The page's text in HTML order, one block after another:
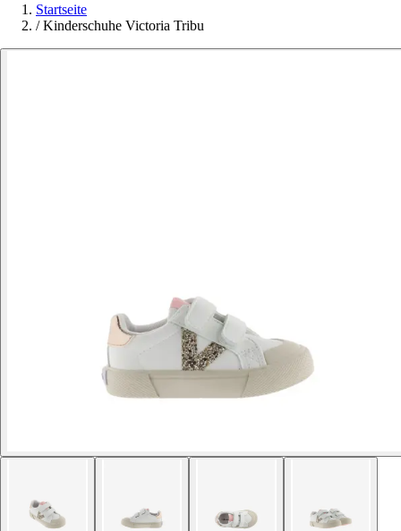
Startseite
/ Kinderschuhe Victoria Tribu